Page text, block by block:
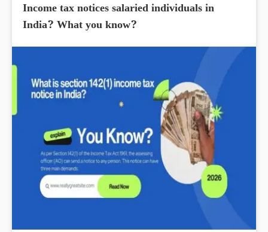
Income tax notices salaried individuals in
India? What you know?